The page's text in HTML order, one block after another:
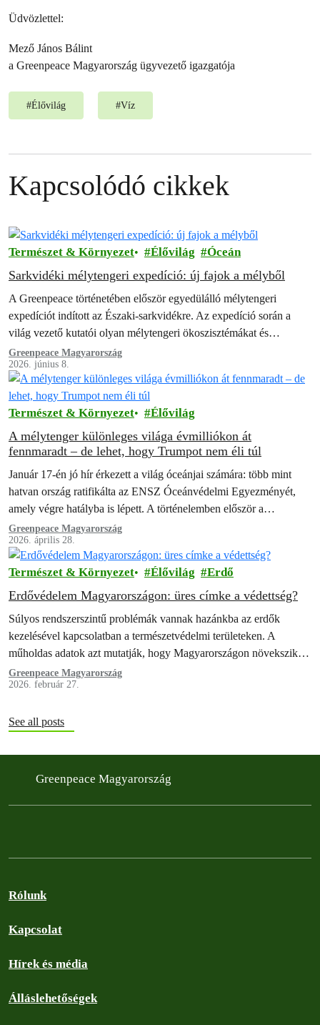
Üdvözlettel:
Mező János Bálint
a Greenpeace Magyarország ügyvezető igazgatója
#Élővilág #Víz
Kapcsolódó cikkek
Természet & Környezet Élővilág Óceán
Sarkvidéki mélytengeri expedíció: új fajok a mélyből
A Greenpeace történetében először egyedülálló mélytengeri
expedíciót indított az Északi-sarkvidékre. Az expedíció során a
világ vezető kutatói olyan mélytengeri ökoszisztémákat és
területeket tártak fel, amelyek mindezidáig rejtve voltak az
ember…
Greenpeace Magyarország
2026. június 8.
Természet & Környezet Élővilág
A mélytenger különleges világa évmilliókon át
fennmaradt – de lehet, hogy Trumpot nem éli túl
Január 17-én jó hír érkezett a világ óceánjai számára: több mint
hatvan ország ratifikálta az ENSZ Óceánvédelmi Egyezményét,
amely végre hatályba is lépett. A történelemben először a
kormányok tengeri védett…
Greenpeace Magyarország
2026. április 28.
Természet & Környezet Élővilág Erdő
Erdővédelem Magyarországon: üres címke a védettség?
Súlyos rendszerszintű problémák vannak hazánkba az erdők
kezelésével kapcsolatban a természetvédelmi területeken. A
műholdas adatok azt mutatják, hogy Magyarországon növekszik a
fakitermelés azokban az erdőkben, amelyeket elvileg az Európai
Unió…
Greenpeace Magyarország
2026. február 27.
See all posts
Greenpeace Magyarország
Rólunk
Kapcsolat
Hírek és média
Álláslehetőségek